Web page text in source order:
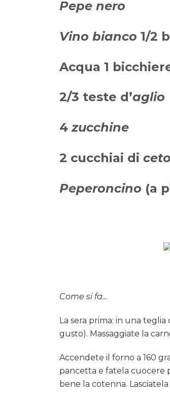
Pepe nero
Vino bianco 1/2
Acqua 1
2/3 teste d’aglio
4zucchine
2 cucchiai di ceto
Peperoncino (a
Come si fa…
La sera prima: in una
gusto). Massaggiate la
Accendete il forno a 160
pancetta e fatela cuocere
bene la cotenna.